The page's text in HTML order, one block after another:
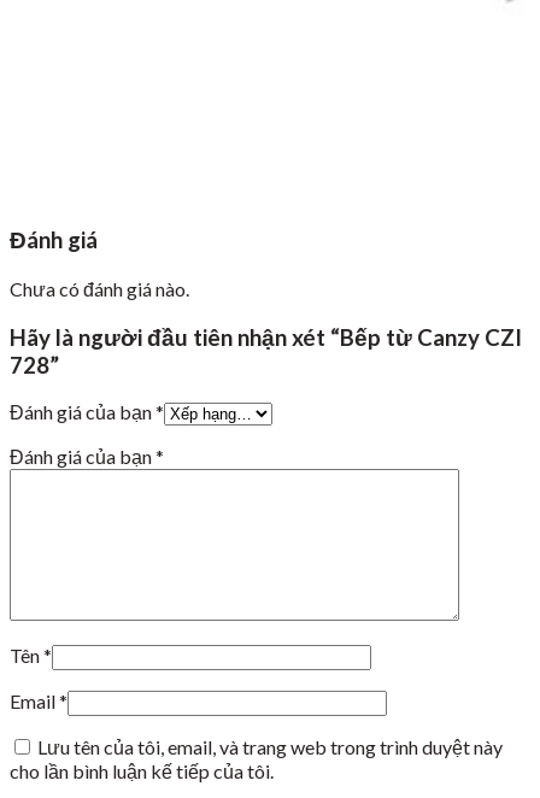
Đánh giá
Chưa có đánh giá nào.
Hãy là người đầu tiên nhận xét “Bếp từ Canzy CZI
728”
Đánh giá của bạn*
Đánh giá của bạn*
Tên*
Email*
Lưu tên của tôi, email, và trang web trong trình duyệt này
cho lần bình luận kế tiếp của tôi.